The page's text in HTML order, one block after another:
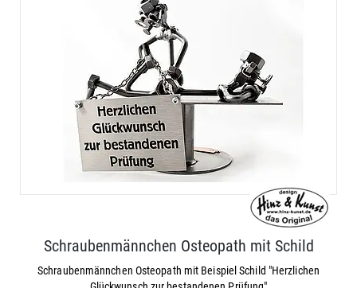
Schraubenmännchen Osteopath mit Schild
Schraubenmännchen Osteopath mit Beispiel Schild "Herzlichen